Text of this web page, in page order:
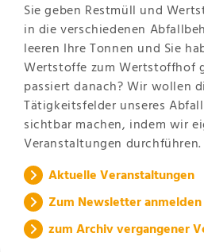
Sie geben Restmüll und
in die verschiedenen
leeren Ihre Tonnen und Sie
Wertstoffe zum Wertstoffhof
passiert danach? Wir wollen
Tätigkeitsfelder unseres
sichtbar machen, indem wir
Veranstaltungen durchführen.
Aktuelle Veranstaltungen
Zum Newsletter anmelden
zum Archiv vergangener